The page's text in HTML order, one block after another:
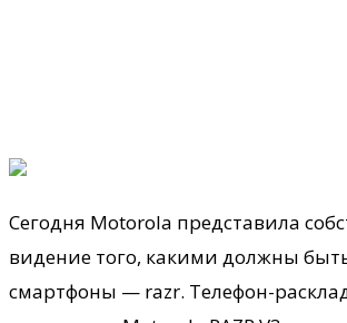
Сегодня Motorola представила
видение того, какими должны
смартфоны — razr. Телефон-